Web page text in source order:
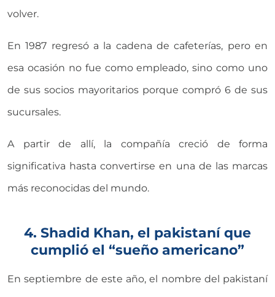
volver.
En 1987 regresó a la cadena de cafeterías, pero en
esa ocasión no fue como empleado, sino como uno
de sus socios mayoritarios porque compró 6 de sus
sucursales.
A partir de allí, la compañía creció de forma
significativa hasta convertirse en una de las marcas
más reconocidas del mundo.
4. Shadid Khan, el pakistaní que
cumplió el “sueño americano”
En septiembre de este año, el nombre del pakistaní